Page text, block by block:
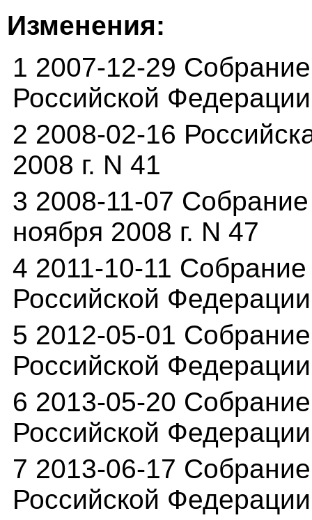
Изменения:
1 2007-12-29
Российской
2 2008-02-16
2008 г. N 41
3 2008-11-07
ноября 2008 г. N 47
4 2011-10-11 Собрание
Российской
5 2012-05-01 Собрание
Российской
6 2013-05-20
Российской
7 2013-06-17
Российской